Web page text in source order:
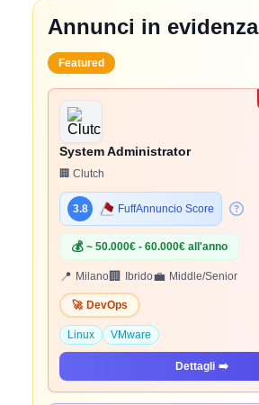
Annunci in evidenza
Featured
System Administrator
🏢 Clutch
3.8 FuffAnnuncio Score
💰 ~ 50.000€ - 60.000€ all'anno
📍 Milano🏢 Ibrido💼 Middle/Senior
🚀 DevOps
Linux VMware
Dettagli ➡️